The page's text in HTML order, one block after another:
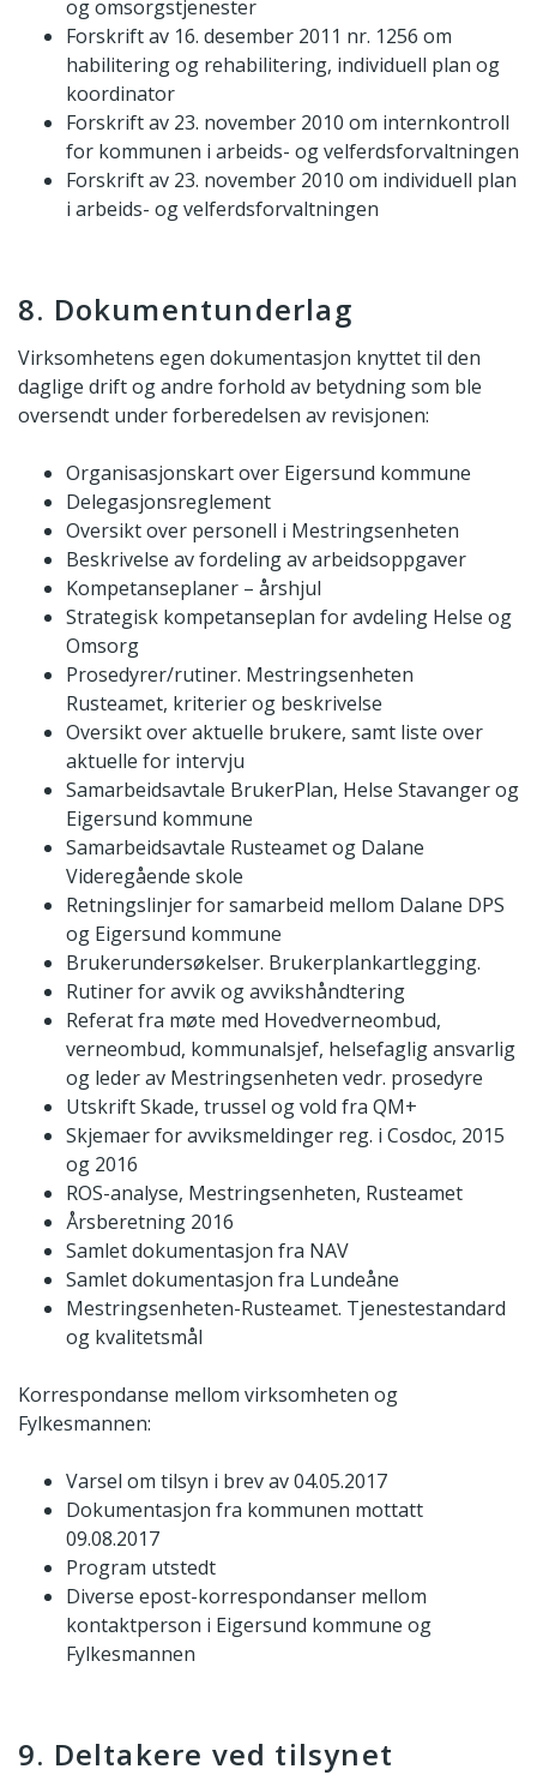
og omsorgstjenester
Forskrift av 16. desember 2011 nr. 1256 om
habilitering og rehabilitering, individuell plan og
koordinator
Forskrift av 23. november 2010 om internkontroll
for kommunen i arbeids- og velferdsforvaltningen
Forskrift av 23. november 2010 om individuell plan
i arbeids- og velferdsforvaltningen
8. Dokumentunderlag
Virksomhetens egen dokumentasjon knyttet til den
daglige drift og andre forhold av betydning som ble
oversendt under forberedelsen av revisjonen:
Organisasjonskart over Eigersund kommune
Delegasjonsreglement
Oversikt over personell i Mestringsenheten
Beskrivelse av fordeling av arbeidsoppgaver
Kompetanseplaner – årshjul
Strategisk kompetanseplan for avdeling Helse og
Omsorg
Prosedyrer/rutiner. Mestringsenheten
Rusteamet, kriterier og beskrivelse
Oversikt over aktuelle brukere, samt liste over
aktuelle for intervju
Samarbeidsavtale BrukerPlan, Helse Stavanger og
Eigersund kommune
Samarbeidsavtale Rusteamet og Dalane
Videregående skole
Retningslinjer for samarbeid mellom Dalane DPS
og Eigersund kommune
Brukerundersøkelser. Brukerplankartlegging.
Rutiner for avvik og avvikshåndtering
Referat fra møte med Hovedverneombud,
verneombud, kommunalsjef, helsefaglig ansvarlig
og leder av Mestringsenheten vedr. prosedyre
Utskrift Skade, trussel og vold fra QM+
Skjemaer for avviksmeldinger reg. i Cosdoc, 2015
og 2016
ROS-analyse, Mestringsenheten, Rusteamet
Årsberetning 2016
Samlet dokumentasjon fra NAV
Samlet dokumentasjon fra Lundeåne
Mestringsenheten-Rusteamet. Tjenestestandard
og kvalitetsmål
Korrespondanse mellom virksomheten og
Fylkesmannen:
Varsel om tilsyn i brev av 04.05.2017
Dokumentasjon fra kommunen mottatt
09.08.2017
Program utstedt
Diverse epost-korrespondanser mellom
kontaktperson i Eigersund kommune og
Fylkesmannen
9. Deltakere ved tilsynet